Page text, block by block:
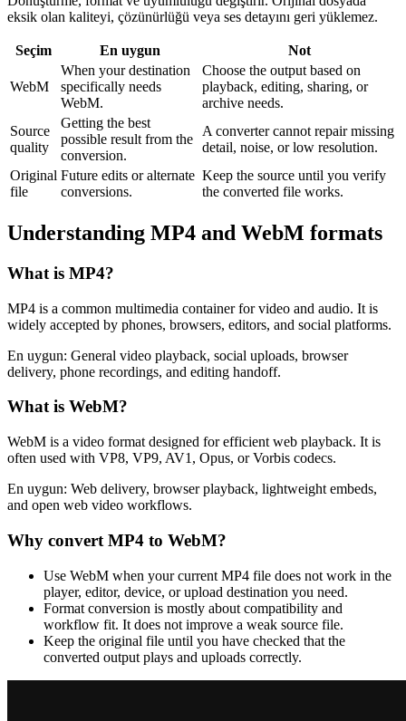
eksik olan kaliteyi, çözünürlüğü veya ses detayını geri yüklemez.
Seçim En uygun Not
WebM
When your destination
specifically needs
WebM.
Choose the output based on
playback, editing, sharing, or
archive needs.
Source
quality
Getting the best
possible result from the
conversion.
A converter cannot repair missing
detail, noise, or low resolution.
Original
file
Future edits or alternate
conversions.
Keep the source until you verify
the converted file works.
Understanding MP4 and WebM formats
What is MP4?
MP4 is a common multimedia container for video and audio. It is
widely accepted by phones, browsers, editors, and social platforms.
En uygun: General video playback, social uploads, browser
delivery, phone recordings, and editing handoff.
What is WebM?
WebM is a video format designed for efficient web playback. It is
often used with VP8, VP9, AV1, Opus, or Vorbis codecs.
En uygun: Web delivery, browser playback, lightweight embeds,
and open web video workflows.
Why convert MP4 to WebM?
Use WebM when your current MP4 file does not work in the
player, editor, device, or upload destination you need.
Format conversion is mostly about compatibility and
workflow fit. It does not improve a weak source file.
Keep the original file until you have checked that the
converted output plays and uploads correctly.